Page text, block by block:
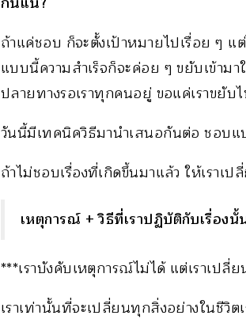
ถ้าแค่ชอบ ก็จะตั้งเป้าหมายไปเรื่อย ๆ แ
แบบนี้ความสำเร็จก็จะค่อย ๆ ขยับเข้ามา
ปลายทางรอเราทุกคนอยู่ ขอแค่เราขยับไ
วันนี้มีเทคนิควิธีมานำเสนอกันต่อ ชอบแ
ถ้าไม่ชอบเรื่องที่เกิดขึ้นมาแล้ว ให้เราเป
เหตุการณ์ + วิธีที่เราปฏิบัติกับเรื่อง
***เราบังคับเหตุการณ์ไม่ได้ แต่เราเปลี่ย
เราเท่านั้นที่จะเปลี่ยนทุกสิ่งอย่างในชีวิตเ